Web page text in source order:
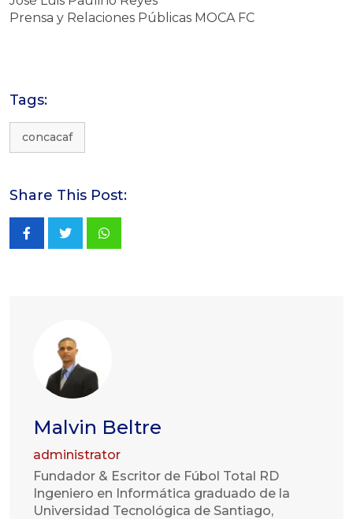
Prensa y Relaciones Públicas MOCA FC
Tags:
concacaf
Share This Post:
Whatsapp
Malvin Beltre
administrator
Fundador & Escritor de Fúbol Total RD
Ingeniero en Informática graduado de la
Universidad Tecnológica de Santiago,